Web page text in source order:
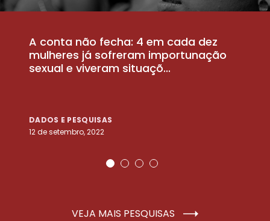
A conta não fecha: 4 em cada dez
mulheres já sofreram importunação
sexual e viveram situaçõ...
DADOS E PESQUISAS
12 de setembro, 2022
VEJA MAIS PESQUISAS